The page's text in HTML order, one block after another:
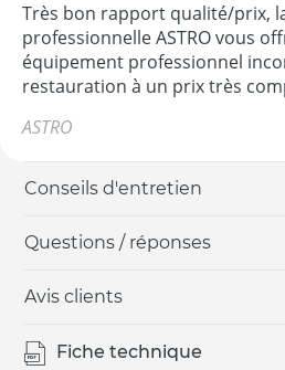
Conseils d'entretien
Questions / réponses
Avis clients
Fiche technique
Très bon rapport qualité/prix,
professionnelle ASTRO vous
équipement professionnel
restauration à un prix très
ASTRO